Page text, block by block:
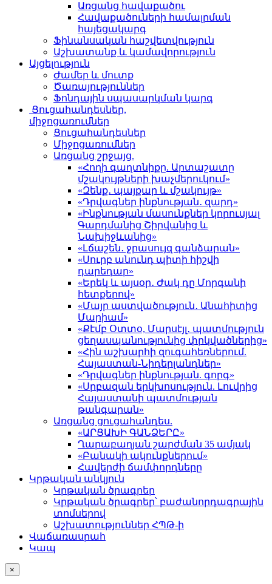
Առցանց հավաքածու
Հավաքածուների համալրման
հայեցակարգ
Ֆինանսական հաշվետվություն
Աշխատանք և կամավորություն
Այցելություն
Ժամեր և մուտք
Ծառայություններ
Ֆոնդային սպասարկման կարգ
Ցուցահանդեսներ,
միջոցառումներ
Ցուցահանդեսներ
Միջոցառումներ
Առցանց շրջայց.
«Հողի գաղտնիքը. Արտաշատը
մշակույթների խաչմերուկում»
«Զենք․ պայքար և մշակույթ»
«Դրվագներ ինքնության․ զարդ»
«Ինքնության մասունքներ կորուսյալ
Գարդմանից Շիրվանից և
Նախիջևանից»
«Լճաշեն․ ջրասույզ գանձարան»
«Սուրբ անունդ պիտի հիշվի
դարեդար»
«Երեկ և այսօր․ Ժակ դը Մորգանի
հետքերով»
«Մայր աստվածություն․ Անահիտից
Մարիամ»
«Քէմբ Օտտօ, Մարսէյլ․ պատմություն
ցեղասպանությունից փրկվածներից»
«Հին աշխարհի զուգահեռներում.
Հայաստան-Նիդերլանդներ»
«Դրվագներ ինքնության. գորգ»
«Սրբազան երկխոսություն. Լուվրից
Հայաստանի պատմության
թանգարան»
Առցանց ցուցահանդես.
«ԱՐՑԱԽԻ ԳԱՆՁԵՐԸ»
Ղարաբաղյան շարժման 35 ամյակ
«Բանակի ակունքներում»
Հավերժի ճամփորդները
Կրթական անկյուն
Կրթական ծրագրեր
Կրթական ծրագրեր՝ բաժանորդագրային
տոմսերով
Աշխատություններ ՀՊԹ-ի
Վաճառասրահ
Կապ
×